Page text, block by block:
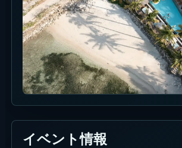
イベント情報